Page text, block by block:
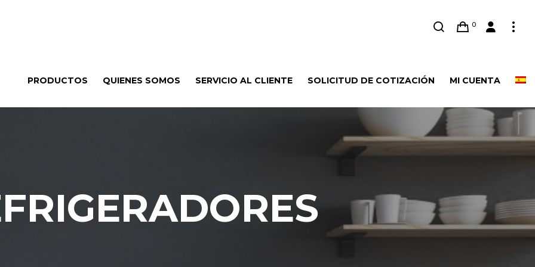
0
PRODUCTOS QUIENES SOMOS SERVICIO AL CLIENTE SOLICITUD DE COTIZACIÓN MI CUENTA